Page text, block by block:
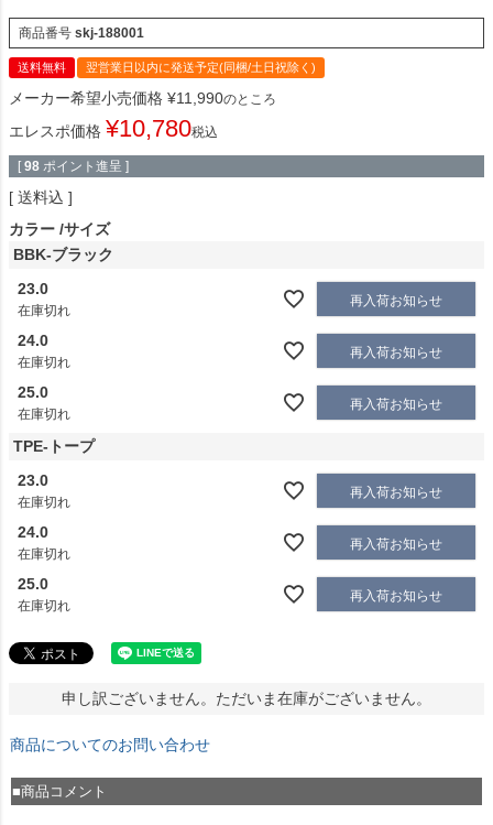
商品番号 skj-188001
送料無料 翌営業日以内に発送予定(同梱/土日祝除く)
メーカー希望小売価格 ¥11,990のところ
エレスポ価格 ¥10,780税込
[ 98 ポイント進呈 ]
送料込
カラー サイズ
BBK-ブラック
23.0
在庫切れ
再入荷お知らせ
24.0
在庫切れ
再入荷お知らせ
25.0
在庫切れ
再入荷お知らせ
TPE-トープ
23.0
在庫切れ
再入荷お知らせ
24.0
在庫切れ
再入荷お知らせ
25.0
在庫切れ
再入荷お知らせ
申し訳ございません。ただいま在庫がございません。
商品についてのお問い合わせ
■商品コメント